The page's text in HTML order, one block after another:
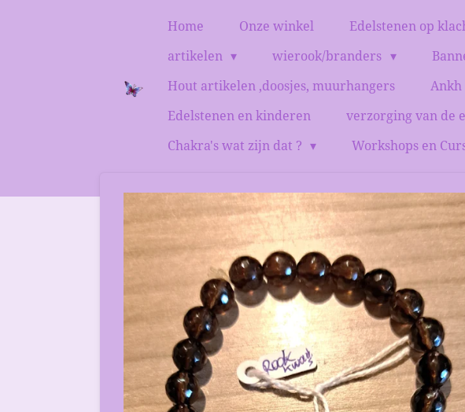
Home Onze winkel Edelstenen op
artikelen
wierook/branders
Hout artikelen ,doosjes, muurhangers
Ankh
Edelstenen en kinderen
verzorging van de
Chakra's wat zijn dat ?
Workshops en